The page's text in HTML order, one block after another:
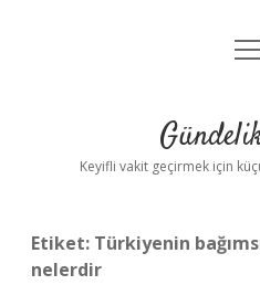
Yasal
Keyifli vakit geçirmek için
Etiket: Türkiyenin
nelerdir